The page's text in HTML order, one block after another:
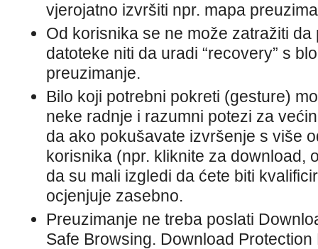
vjerojatno izvršiti npr. mapa
Od korisnika se ne može zatražiti
datoteke niti da uradi “recovery” s
preuzimanje.
Bilo koji potrebni pokreti (gesture)
neke radnje i razumni potezi za
da ako pokušavate izvršenje s više
korisnika (npr. kliknite za download,
da su mali izgledi da ćete biti
ocjenjuje zasebno.
Preuzimanje ne treba poslati
Safe Browsing. Download